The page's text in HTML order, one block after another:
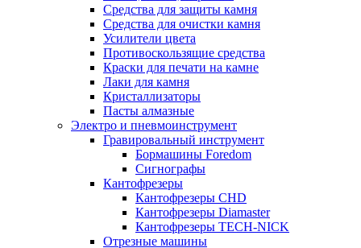
Средства для защиты камня
Средства для очистки камня
Усилители цвета
Противоскользящие средства
Краски для печати на камне
Лаки для камня
Кристаллизаторы
Пасты алмазные
Электро и пневмоинструмент
Гравировальный инструмент
Бормашины Foredom
Сигнографы
Кантофрезеры
Кантофрезеры CHD
Кантофрезеры Diamaster
Кантофрезеры TECH-NICK
Отрезные машины